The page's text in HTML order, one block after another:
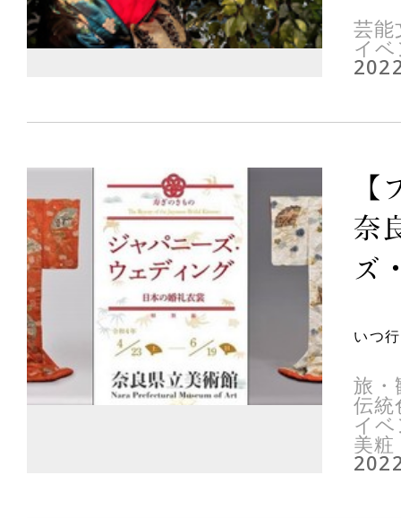
芸能
イ
【
奈
ズ
いつ
旅・
伝統
イ
美粧